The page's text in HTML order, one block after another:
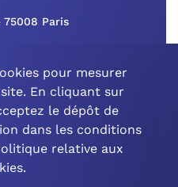
75008 Paris
pour mesurer
En cliquant sur
le dépôt de
dans les conditions
relative aux